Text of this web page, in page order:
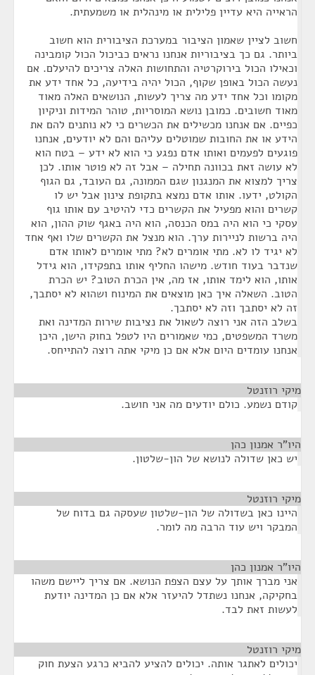
הראייה היא עדיין פלילית או מינהלית או משמעתית.
חשוב לציין שאמון הציבור במערכת הציבורית הוא חשוב
ביותר. גם כך בציבוריות אנחנו נראים כביכול הכול קומבינה
וכאילו הכול בירוקרטיה והתחושות האלה צריכים להיעלם. אם
נעשה הכול באופן שקוף, הכול יהיה בידיעה, כל אחד ידע את
מקומו וכל אחד ידע מה צריך לעשות, הנושאים האלה מאוד
מאוד חשובים. כמובן נושא המוסריות, טוהר המידות וניקיון
כפיים. אם אנחנו מכשילים את הכשרים כי לא נותנים להם את
הידע או את החובות שמוטלים עליהם והם לא יודעים, אנחנו
פוגעים לפעמים ואותו אדם נפגע כי הוא לא ידע – בטח הוא
לא עושה זאת בכוונה תחילה – אבל זה לא פוטר אותו. לכן
צריך למצוא את המנגנון שגם הממונה, גם העובד, גם הגוף
הקולט, ידעו. אותו אדם נמצא בתקופת צינון אבל יש לו
קשרים והוא מפעיל את הקשרים כדי להיטיב עם אותו גוף
עסקי כי הוא היה במס הכנסה, הוא היה באגף שוק ההון, הוא
היה ברשות לניירות ערך. הוא מנצל את הקשרים שלו ואף אחד
לא יגיד לו לא. מתי אומרים לא? מתי אומרים לאותו אדם
שנדבר בעוד חודש. מישהו החליף אותו בתפקידו, הוא גידל
אותו, הוא לימד אותו, אז מה, אין הכרת הטוב? יש הכרת
הטוב. השאלה איך כאן מוצאים את המינוח ושהוא לא יסתבך,
זה לא יסתבך וזה לא יסתבך.
בשלב הזה אני רוצה לשאול את נציבות שירות המדינה ואת
משרד המשפטים, כמי שאמורים היו לטפל בחוק הישן, היכן
אנחנו עומדים היום אלא אם כן מיקי אתה רוצה להתייחס.
מיקי רוזנטל
קודם נשמע. כולם יודעים מה אני חושב.
היו"ר אמנון כהן
יש כאן שדולה לנושא של הון-שלטון.
מיקי רוזנטל
היינו כאן בשדולה של הון-שלטון שעסקה גם בדוח של
המבקר ויש עוד הרבה מה לומר.
היו"ר אמנון כהן
אני מברך אותך על עצם הצפת הנושא. אם צריך ליישם משהו
בחקיקה, אנחנו נשתדל להיעזר אלא אם כן המדינה יודעת
לעשות זאת לבד.
מיקי רוזנטל
יכולים לאתגר אותה. יכולים להציע להביא כרגע הצעת חוק